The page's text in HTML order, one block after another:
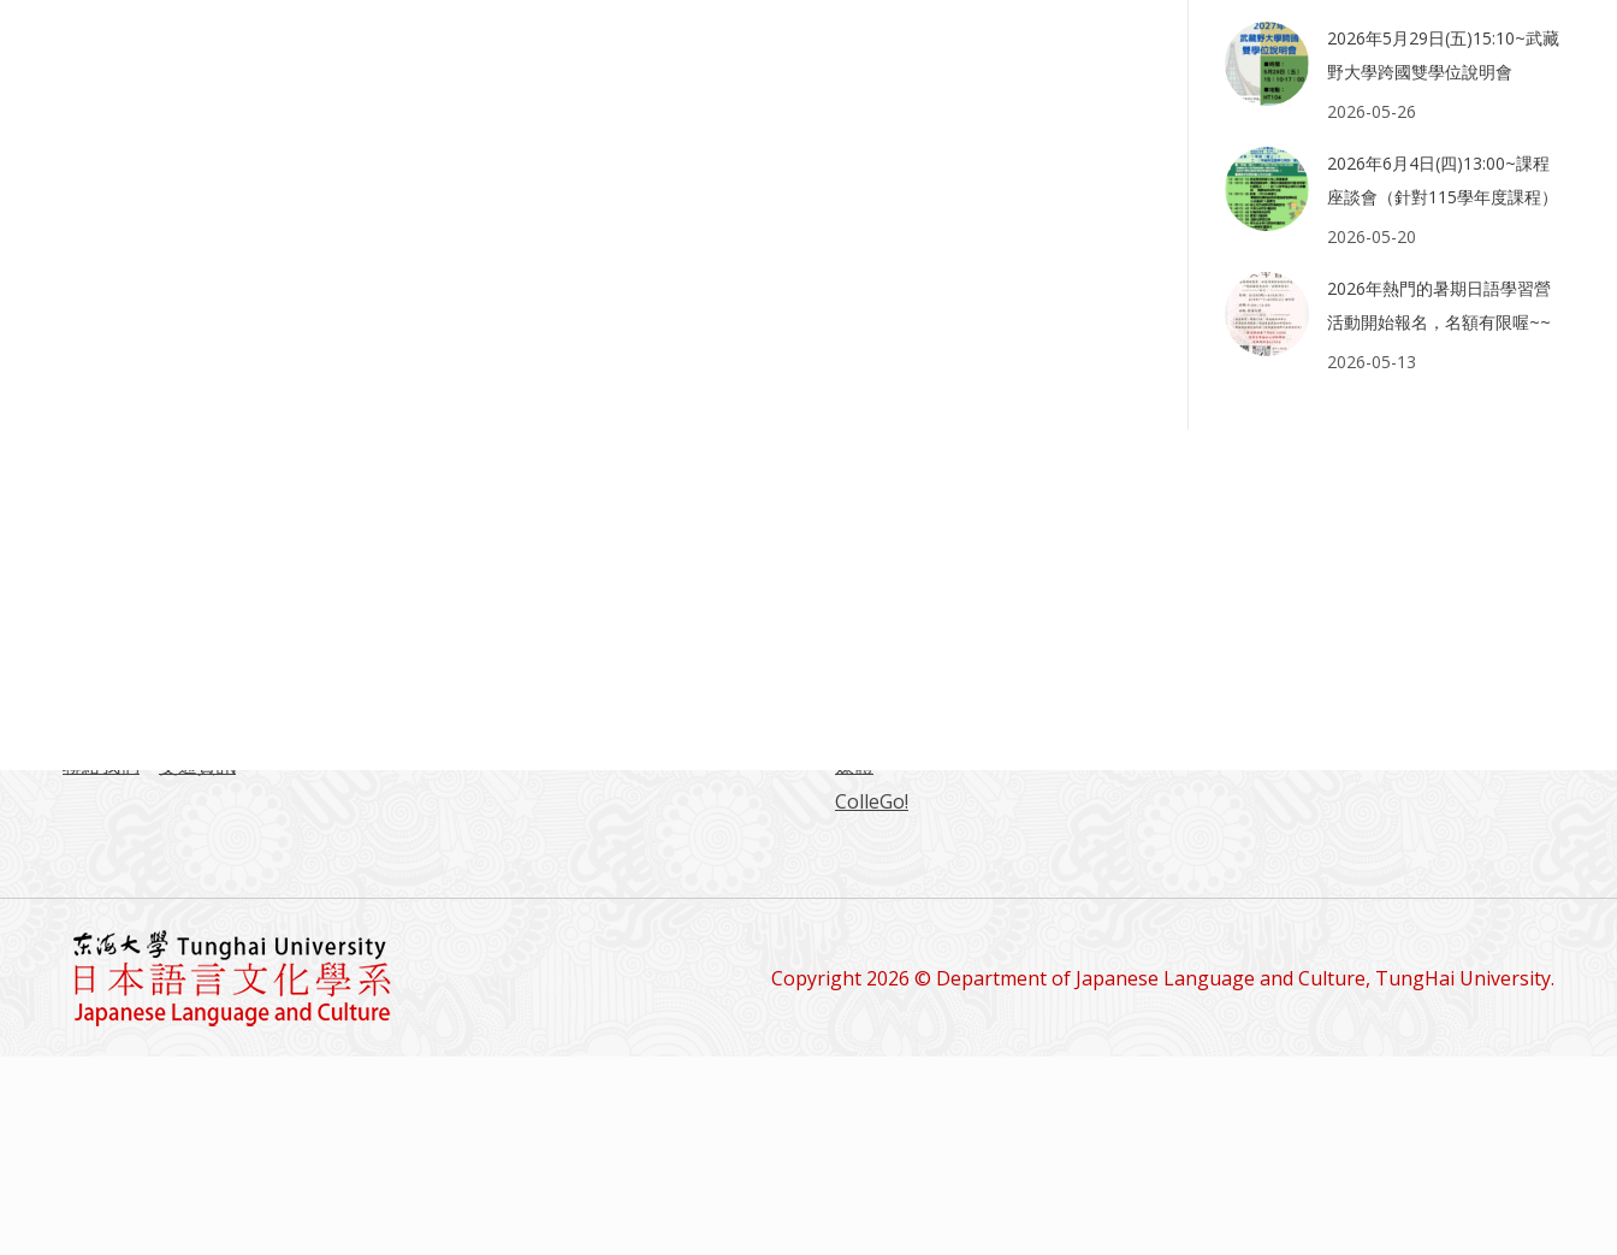
2026年5月29日(五)15:10~武藏
野大學跨國雙學位說明會
2026-05-26
2026年6月4日(四)13:00~課程
座談會（針對115學年度課程）
2026-05-20
2026年熱門的暑期日語學習營
活動開始報名，名額有限喔~~
2026-05-13
聯絡我們
交通資訊
媒體
ColleGo!
Copyright 2026 © Department of Japanese Language and Culture, TungHai University.